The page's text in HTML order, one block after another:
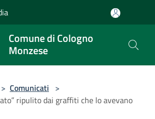
Comune di Cologno
Monzese
> Comunicati >
ripulito dai graffiti che lo avevano